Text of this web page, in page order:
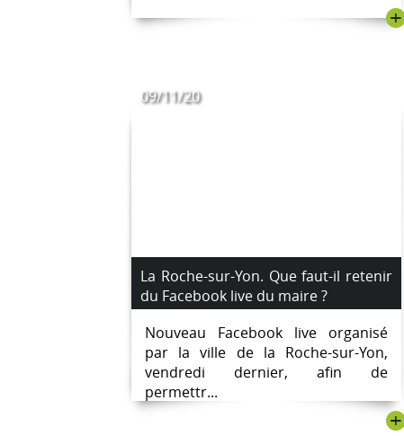
+
09/11/20
La Roche-sur-Yon. Que faut-il retenir
du Facebook live du maire ?
Nouveau Facebook live organisé
par la ville de la Roche-sur-Yon,
vendredi dernier, afin de
permettr...
+